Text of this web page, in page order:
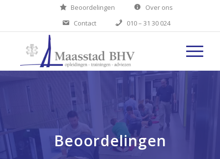
Beoordelingen
Over ons
Contact
010 – 31 30 024
Beoordelingen